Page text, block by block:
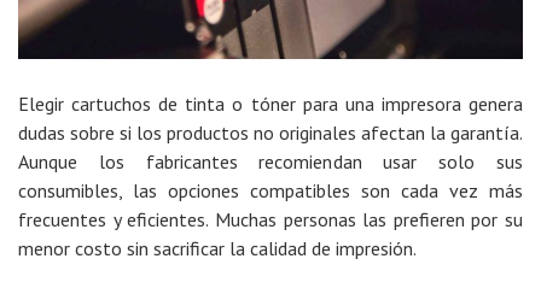
Elegir cartuchos de tinta o tóner para una impresora genera
dudas sobre si los productos no originales afectan la garantía.
Aunque los fabricantes recomiendan usar solo sus
consumibles, las opciones compatibles son cada vez más
frecuentes y eficientes. Muchas personas las prefieren por su
menor costo sin sacrificar la calidad de impresión.